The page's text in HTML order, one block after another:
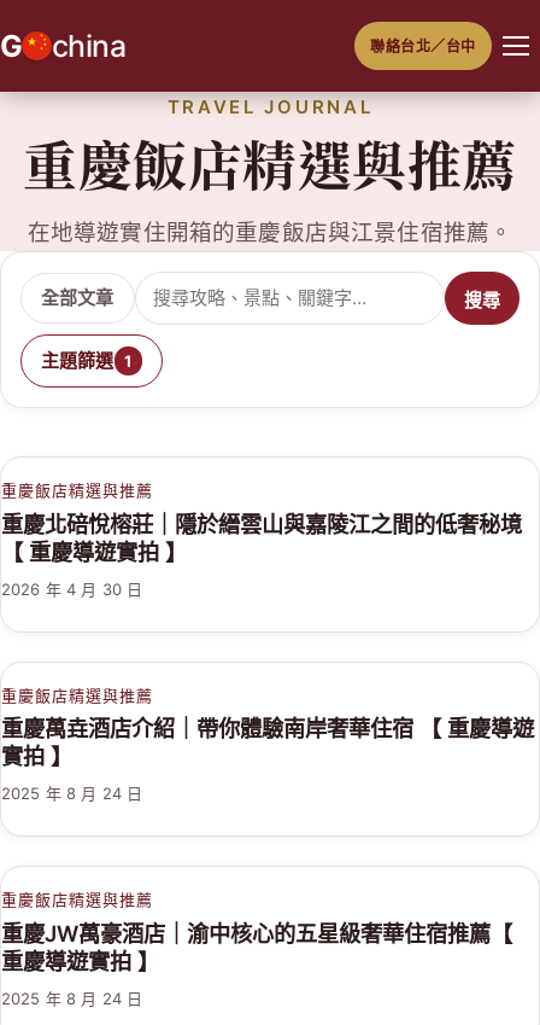
至
G china 聯絡台北／台中
TRAVEL JOURNAL
重慶飯店精選與推薦
在地導遊實住開箱的重慶飯店與江景住宿推薦。
全部文章 搜尋文章 搜尋
主題篩選 1
重慶飯店精選與推薦
重慶北碚悅榕莊｜隱於縉雲山與嘉陵江之間的低奢秘境
【 重慶導遊實拍 】
2026 年 4 月 30 日
重慶飯店精選與推薦
重慶萬垚酒店介紹｜帶你體驗南岸奢華住宿 【 重慶導遊
實拍 】
2025 年 8 月 24 日
重慶飯店精選與推薦
重慶JW萬豪酒店｜渝中核心的五星級奢華住宿推薦【
重慶導遊實拍 】
2025 年 8 月 24 日